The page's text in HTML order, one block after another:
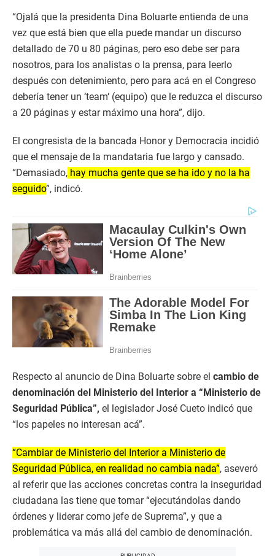
“Ojalá que la presidenta Dina Boluarte entienda de una
vez que está bien que ella puede mandar un discurso
detallado de 70 u 80 páginas, pero eso debe ser para
nosotros, para los analistas o la prensa, para leerlo
después con detenimiento, pero para acá en el Congreso
debería tener un ‘team‘ (equipo) que le reduzca el discurso
a 20 páginas y estar máximo una hora”, dijo.
El congresista de la bancada Honor y Democracia incidió
que el mensaje de la mandataria fue largo y cansado.
“Demasiado, hay mucha gente que se ha ido y no la ha
seguido”, indicó.
Respecto al anuncio de Dina Boluarte sobre el cambio de
denominación del Ministerio del Interior a “Ministerio de
Seguridad Pública”, el legislador José Cueto indicó que
“los papeles no interesan acá”.
“Cambiar de Ministerio del Interior a Ministerio de
Seguridad Pública, en realidad no cambia nada”, aseveró
al referir que las acciones concretas contra la inseguridad
ciudadana las tiene que tomar “ejecutándolas dando
órdenes y liderar como jefe de Suprema”, y que a
problemática va más allá del cambio de denominación.